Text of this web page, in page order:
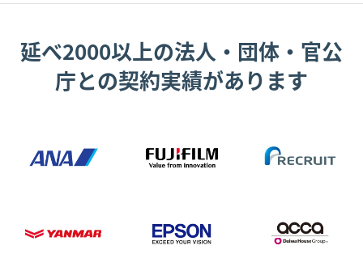
延べ2000以上の法人・団体・官公
庁との契約実績があります